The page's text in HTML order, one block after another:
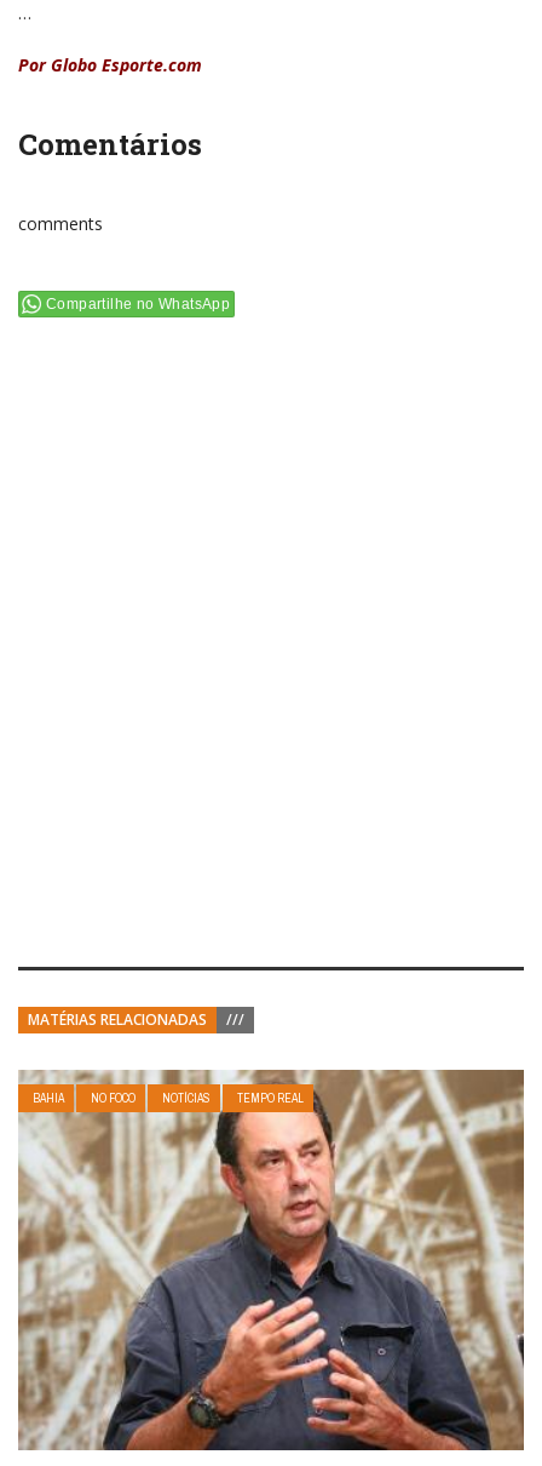
…
Por Globo Esporte.com
Comentários
comments
Compartilhe no WhatsApp
MATÉRIAS RELACIONADAS ///
BAHIA NO FOCO NOTÍCIAS TEMPO REAL